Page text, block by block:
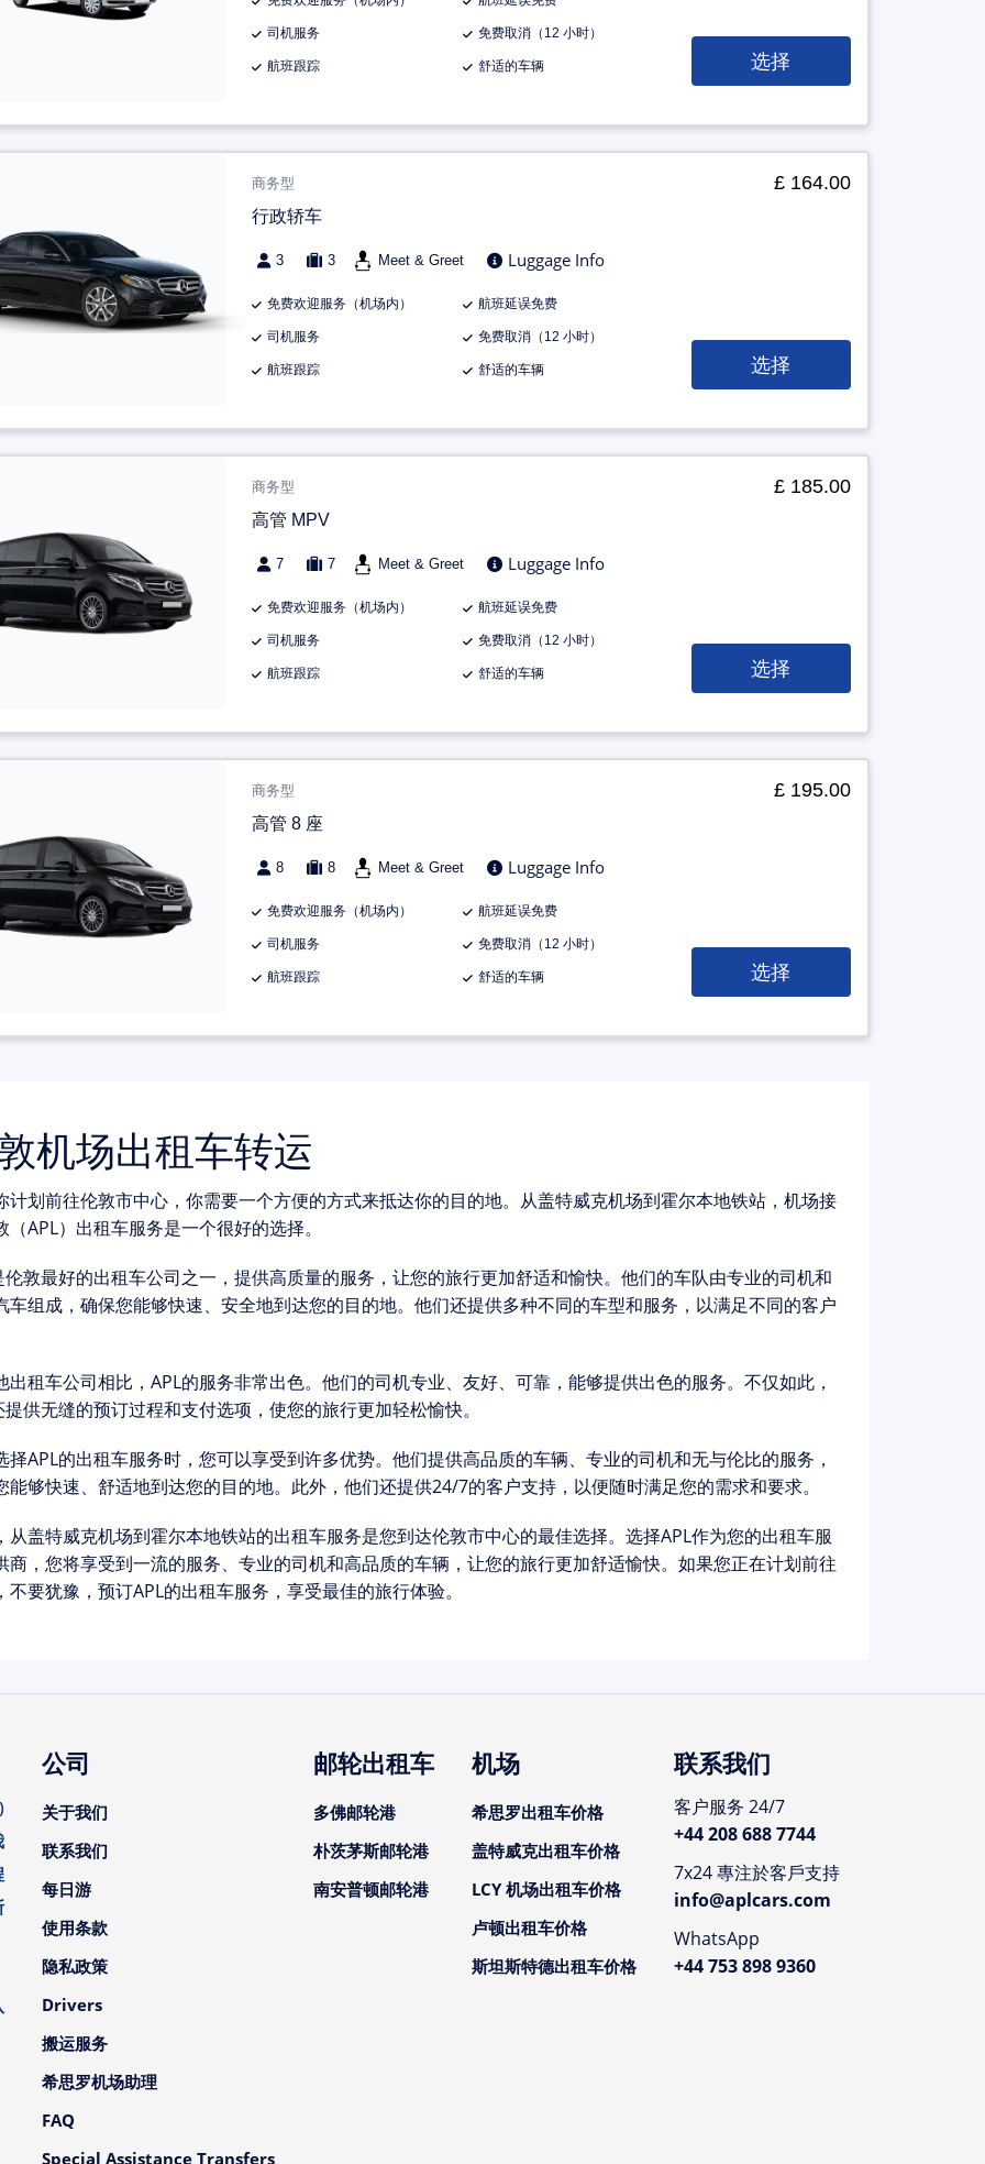
司机服务 免费取消（12 小时）
航班跟踪 舒适的车辆 选择
商务型
行政轿车
3 3 Meet & Greet Luggage Info
免费欢迎服务（机场内） 航班延误免费
司机服务 免费取消（12 小时）
航班跟踪 舒适的车辆
£ 164.00
选择
商务型
高管 MPV
7 7 Meet & Greet Luggage Info
免费欢迎服务（机场内） 航班延误免费
司机服务 免费取消（12 小时）
航班跟踪 舒适的车辆
£ 185.00
选择
商务型
高管 8 座
8 8 Meet & Greet Luggage Info
免费欢迎服务（机场内） 航班延误免费
司机服务 免费取消（12 小时）
航班跟踪 舒适的车辆
£ 195.00
选择
机场出租车转运
计划前往伦敦市中心，你需要一个方便的方式来抵达你的目的地。从盖特威克机场到霍尔本地铁站，机场接
（APL）出租车服务是一个很好的选择。
伦敦最好的出租车公司之一，提供高质量的服务，让您的旅行更加舒适和愉快。他们的车队由专业的司机和
车组成，确保您能够快速、安全地到达您的目的地。他们还提供多种不同的车型和服务，以满足不同的客户
出租车公司相比，APL的服务非常出色。他们的司机专业、友好、可靠，能够提供出色的服务。不仅如此，
提供无缝的预订过程和支付选项，使您的旅行更加轻松愉快。
择APL的出租车服务时，您可以享受到许多优势。他们提供高品质的车辆、专业的司机和无与伦比的服务，
能够快速、舒适地到达您的目的地。此外，他们还提供24/7的客户支持，以便随时满足您的需求和要求。
从盖特威克机场到霍尔本地铁站的出租车服务是您到达伦敦市中心的最佳选择。选择APL作为您的出租车服
商，您将享受到一流的服务、专业的司机和高品质的车辆，让您的旅行更加舒适愉快。如果您正在计划前往
不要犹豫，预订APL的出租车服务，享受最佳的旅行体验。
公司
关于我们
联系我们
每日游
使用条款
隐私政策
Drivers
搬运服务
希思罗机场助理
FAQ
Special Assistance Transfers
邮轮出租车
多佛邮轮港
朴茨茅斯邮轮港
南安普顿邮轮港
机场
希思罗出租车价格
盖特威克出租车价格
LCY 机场出租车价格
卢顿出租车价格
斯坦斯特德出租车价格
联系我们
客户服务 24/7
+44 208 688 7744
7x24 專注於客戶支持
info@aplcars.com
WhatsApp
+44 753 898 9360